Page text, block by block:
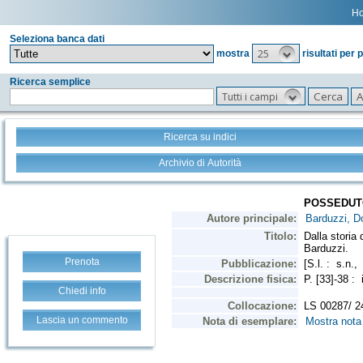
Seleziona banca dati
mostra
25 risultati per
Ricerca semplice
Tutti i campi
Ricerca su indici
Archivio di Autorità
Prenota
Chiedi info
Lascia un commento